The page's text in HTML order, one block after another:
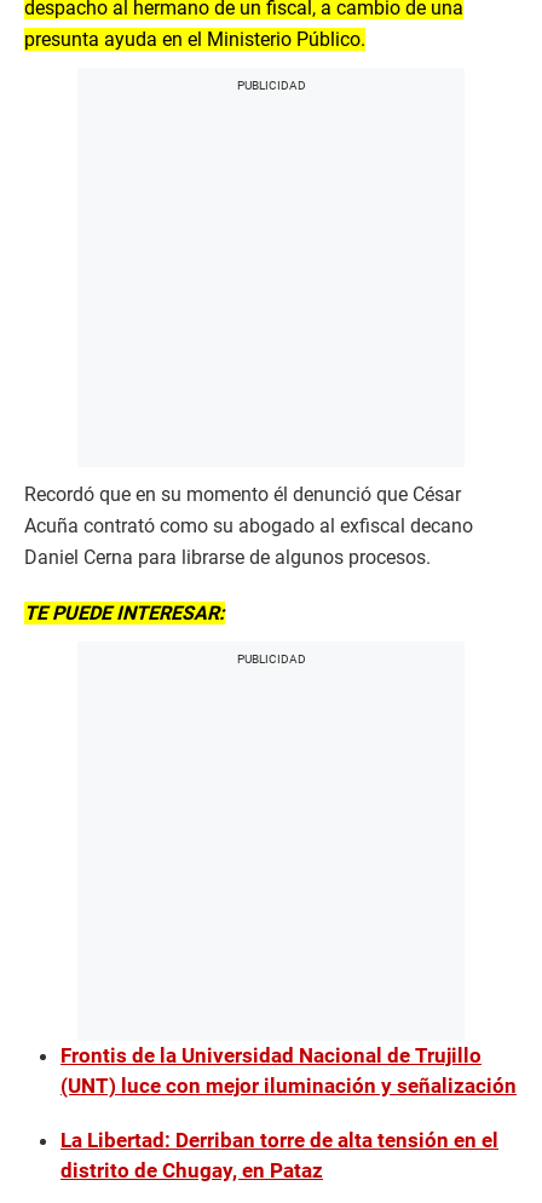
despacho al hermano de un fiscal, a cambio de una
presunta ayuda en el Ministerio Público.
Recordó que en su momento él denunció que César
Acuña contrató como su abogado al exfiscal decano
Daniel Cerna para librarse de algunos procesos.
TE PUEDE INTERESAR:
Frontis de la Universidad Nacional de Trujillo
(UNT) luce con mejor iluminación y señalización
La Libertad: Derriban torre de alta tensión en el
distrito de Chugay, en Pataz